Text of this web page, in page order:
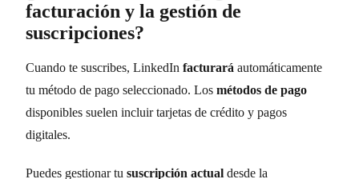
facturación y la gestión de
suscripciones?
Cuando te suscribes, LinkedIn facturará automáticamente
tu método de pago seleccionado. Los métodos de pago
disponibles suelen incluir tarjetas de crédito y pagos
digitales.
Puedes gestionar tu suscripción actual desde la